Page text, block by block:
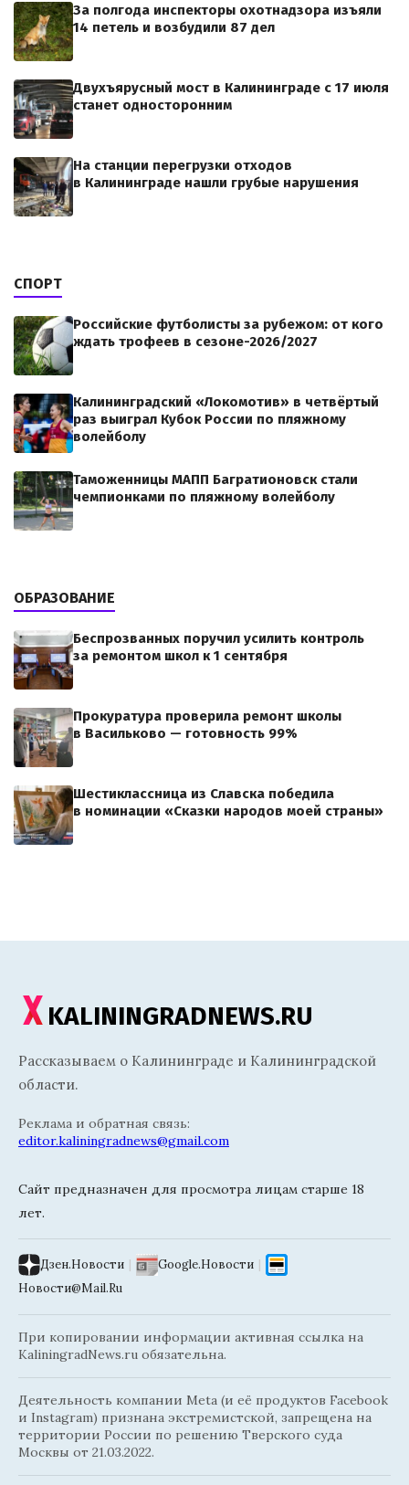
За полгода инспекторы охотнадзора изъяли
14 петель и возбудили 87 дел
Двухъярусный мост в Калининграде с 17 июля
станет односторонним
На станции перегрузки отходов
в Калининграде нашли грубые нарушения
СПОРТ
Российские футболисты за рубежом: от кого
ждать трофеев в сезоне-2026/2027
Калининградский «Локомотив» в четвёртый
раз выиграл Кубок России по пляжному
волейболу
Таможенницы МАПП Багратионовск стали
чемпионками по пляжному волейболу
ОБРАЗОВАНИЕ
Беспрозванных поручил усилить контроль
за ремонтом школ к 1 сентября
Прокуратура проверила ремонт школы
в Васильково — готовность 99%
Шестиклассница из Славска победила
в номинации «Сказки народов моей страны»
KALININGRADNEWS.RU
Рассказываем о Калининграде и Калининградской
области.
Реклама и обратная связь:
editor.kaliningradnews@gmail.com
Сайт предназначен для просмотра лицам старше 18
лет.
Дзен.Новости | Google.Новости |
Новости@Mail.Ru
При копировании информации активная ссылка на
KaliningradNews.ru обязательна.
Деятельность компании Meta (и её продуктов Facebook
и Instagram) признана экстремистской, запрещена на
территории России по решению Тверского суда
Москвы от 21.03.2022.